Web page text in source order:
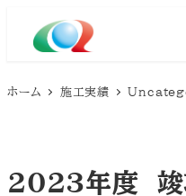
ホーム 施工実績
2023年度 竣